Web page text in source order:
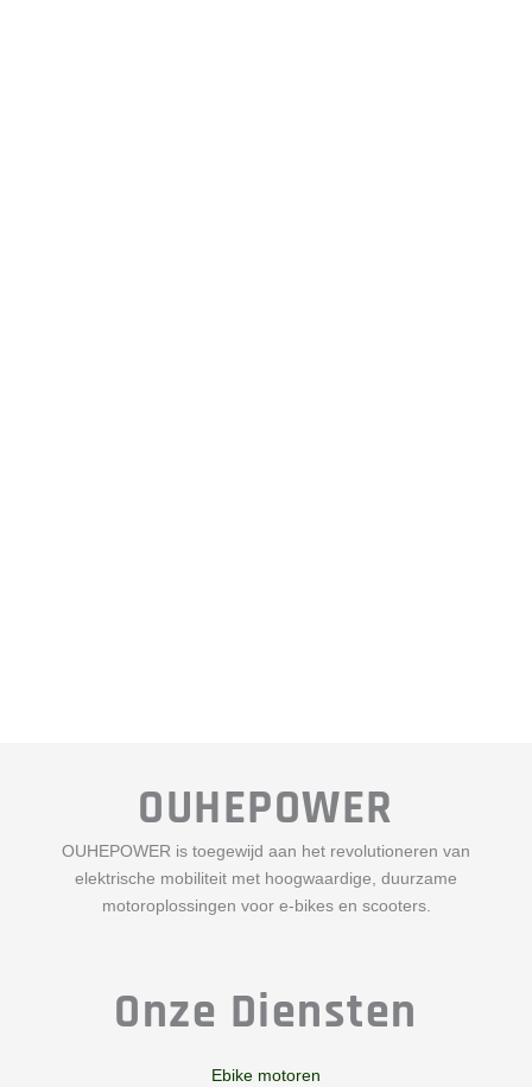
OUHEPOWER
OUHEPOWER is toegewijd aan het revolutioneren van
elektrische mobiliteit met hoogwaardige, duurzame
motoroplossingen voor e-bikes en scooters.
Onze Diensten
Ebike motoren